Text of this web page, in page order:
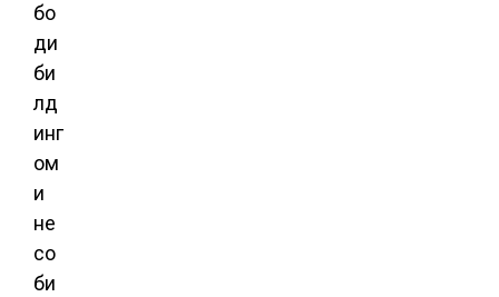
бо
ди
би
лд
инг
ом
и
не
со
би